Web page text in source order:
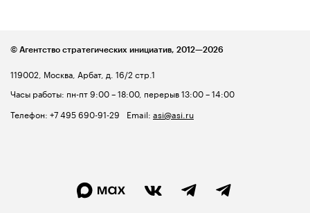
119002, Москва, Арбат, д. 16/2 стр.1
Часы работы: пн-пт 9:00 – 18:00, перерыв 13:00 – 14:00
Телефон: +7 495 690-91-29 Email: asi@asi.ru
© Агентство стратегических инициатив, 2012—2026